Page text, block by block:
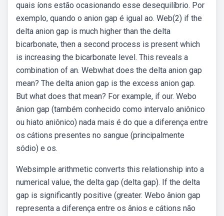
quais íons estão ocasionando esse desequilíbrio. Por
exemplo, quando o anion gap é igual ao. Web(2) if the
delta anion gap is much higher than the delta
bicarbonate, then a second process is present which
is increasing the bicarbonate level. This reveals a
combination of an. Webwhat does the delta anion gap
mean? The delta anion gap is the excess anion gap.
But what does that mean? For example, if our. Webo
ânion gap (também conhecido como intervalo aniônico
ou hiato aniônico) nada mais é do que a diferença entre
os cátions presentes no sangue (principalmente
sódio) e os.
Websimple arithmetic converts this relationship into a
numerical value, the delta gap (delta gap). If the delta
gap is significantly positive (greater. Webo ânion gap
representa a diferença entre os ânios e cátions não